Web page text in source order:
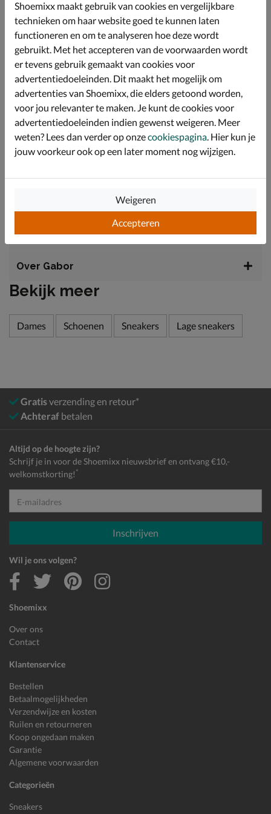
comfortabel blijven, ook op warme of actieve dagen.
Het leren voetbed biedt een uitstekende
ondersteuning en een aangenaam klimaat voor de
voeten dankzij de goede temperatuurregulering.
Omdat de binnenzool uitneembaar is, kun je deze
eenvoudig vervangen door je eigen orthopedische
inlegzolen.
De rubberen buitenzool garandeert maximale grip en
stabiliteit op diverse ondergronden. Door deze
flexibele loopzool ervaar je een soepele afwikkeling.
Deze schoenen zijn met vakmanschap geproduceerd in
loopruimte bij de voorvoet.
Specificaties
Over Gabor
Bekijk meer
Dames Schoenen Sneakers Lage sneakers
Gratisverzending en retour*
Achteraf betalen
Shoemixx
Over ons
Contact
Klantenservice
Bestellen
Betaalmogelijkheden
Verzendwijze en kosten
Ruilen en retourneren
Koop ongedaan maken
Garantie
Algemene voorwaarden
Categorieën
Sneakers
Altijd op de hoogte zijn?
Schrijf je in voor de Shoemixx nieuwsbrief en ontvang €10,-
welkomstkorting! *
E-mailadres
Inschrijven
Wil je ons volgen?
Shoemixx maakt gebruik van cookies en vergelijkbare
technieken om haar website goed te kunnen laten
functioneren en om te analyseren hoe deze wordt
gebruikt. Met het accepteren van de voorwaarden wordt
er tevens gebruik gemaakt van cookies voor
advertentiedoeleinden. Dit maakt het mogelijk om
advertenties van Shoemixx, die elders getoond worden,
voor jou relevanter te maken. Je kunt de cookies voor
advertentiedoeleinden indien gewenst weigeren. Meer
weten? Lees dan verder op onzecookiespagina . Hier kun je
jouw voorkeur ook op een later moment nog wijzigen.
Accepteren
Weigeren